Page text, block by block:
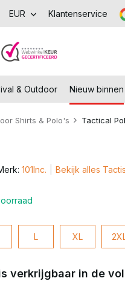
onze fysieke winkel in
EUR Klantenservice
& Outdoor Nieuw binnen
Shirts & Polo's Tactical
101Inc. Bekijk alles
L XL
verkrijgbaar in de